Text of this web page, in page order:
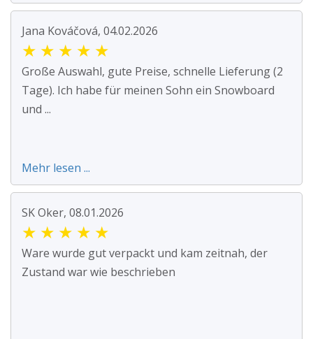
Jana Kováčová, 04.02.2026
★ ★ ★ ★ ★
Große Auswahl, gute Preise, schnelle Lieferung (2
Tage). Ich habe für meinen Sohn ein Snowboard
und ...
Mehr lesen ...
SK Oker, 08.01.2026
★ ★ ★ ★ ★
Ware wurde gut verpackt und kam zeitnah, der
Zustand war wie beschrieben